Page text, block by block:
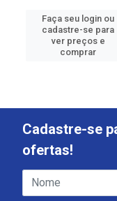
Faça seu login ou
cadastre-se para
ver preços e
comprar
Cadastre-se
ofertas!